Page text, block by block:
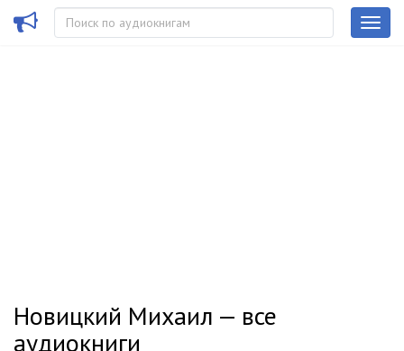
Новицкий Михаил — все
аудиокниги